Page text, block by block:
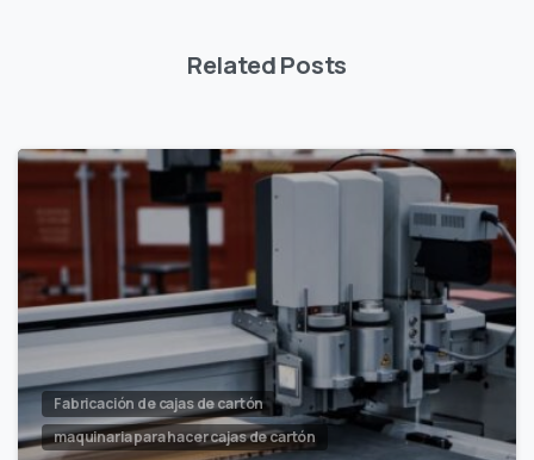
Related Posts
Fabricación de cajas de cartón
maquinaria para hacer cajas de cartón